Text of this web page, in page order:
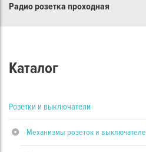
Радио розетка проходная
Каталог
Розетки и выключатели
Механизмы розеток и